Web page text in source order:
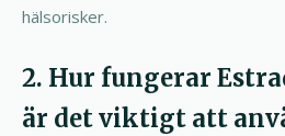
hälsorisker.
2. Hur fungerar
är det viktigt att